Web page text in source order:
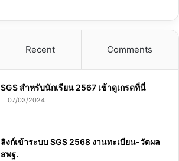
Recent Comments
SGS สําหรับนักเรียน 2567 เข้าดูเกรดที่นี่
07/03/2024
ลิงก์เข้าระบบ SGS 2568 งานทะเบียน-วัดผล
สพฐ.